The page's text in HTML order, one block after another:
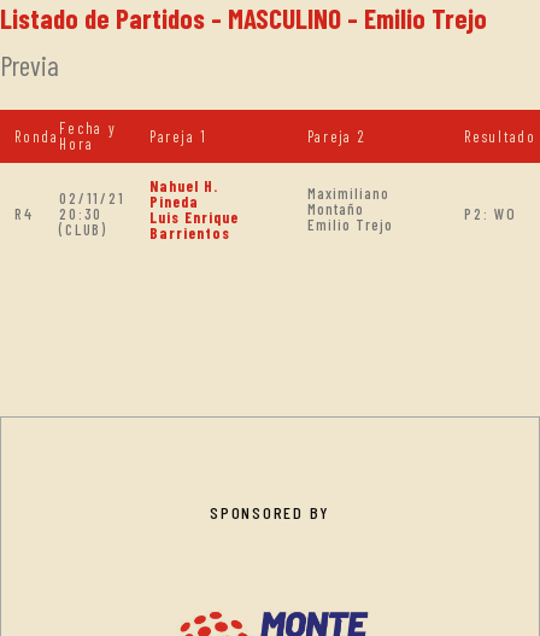
Listado de Partidos - MASCULINO - Emilio Trejo
Previa
Ronda Fecha y
Hora
Pareja 1 Pareja 2 Resultado
R4
02/11/21
20:30
(CLUB)
Nahuel H.
Pineda
Luis Enrique
Barrientos
Maximiliano
Montaño
Emilio Trejo
P2: WO
SPONSORED BY